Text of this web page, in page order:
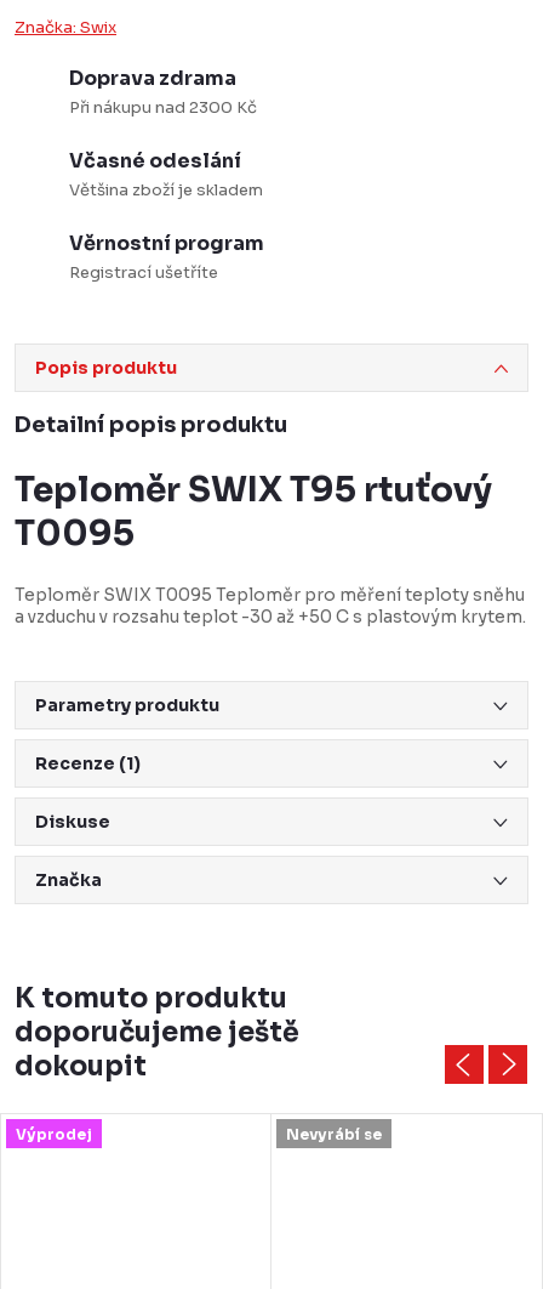
Značka: Swix
Doprava zdrama
Při nákupu nad 2300 Kč
Včasné odeslání
Většina zboží je skladem
Věrnostní program
Registrací ušetříte
Popis produktu
Detailní popis produktu
Teploměr SWIX T95 rtuťový
T0095
Teploměr SWIX T0095 Teploměr pro měření teploty sněhu
a vzduchu v rozsahu teplot -30 až +50 C s plastovým krytem.
Parametry produktu
Recenze (1)
Diskuse
Značka
K tomuto produktu
doporučujeme ještě
dokoupit
Výprodej Nevyrábí se